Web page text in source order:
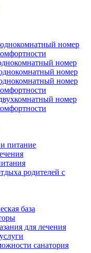
номер
номер
номер
номер
номер
питание
родителей с
база
для лечения
санатория